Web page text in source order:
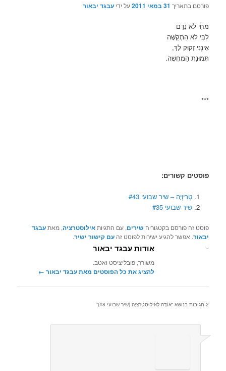
פורסם בתאריך 31 במאי 2011 על ידיעבגד יבאור
מֹחִי לֹא נָדַם
לִבִּי לֹא הִתְקַשָּׁה
אֵינֶנִּי זָקוּק לָךְ,
תְּמוּנַת הַמְחָשָׁה.
***
פוסטים קשורים:
טְרִיוְיָה – שיר שבועי #43
שיר שבועי #35
פוסט זה פורסם בקטגוריהשירים, עם התגיותאילוסטרציה, מאתעבגד
יבאור. אפשר להגיע ישירות לפוסט זהעם קישור ישיר.
אודות עבגד יבאור
משורר, פובליציסט ואטב.
להציג את כל הפוסטים מאת עבגד יבאור‏ ←
2 תגובות בנושא “ אוֹדָה לְאִילוּסְטְרַצְיָה (שיר שבועי #8) ”